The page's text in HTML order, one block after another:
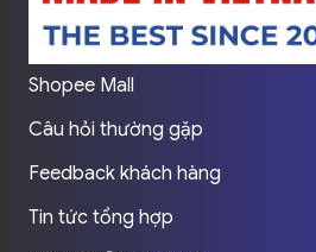
Shopee Mall
Câu hỏi thường gặp
Feedback khách hàng
Tin tức tổng hợp